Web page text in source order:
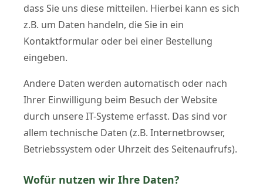
dass Sie uns diese mitteilen. Hierbei kann es sich
z.B. um Daten handeln, die Sie in ein
Kontaktformular oder bei einer Bestellung
eingeben.
Andere Daten werden automatisch oder nach
Ihrer Einwilligung beim Besuch der Website
durch unsere IT-Systeme erfasst. Das sind vor
allem technische Daten (z.B. Internetbrowser,
Betriebssystem oder Uhrzeit des Seitenaufrufs).
Wofür nutzen wir Ihre Daten?